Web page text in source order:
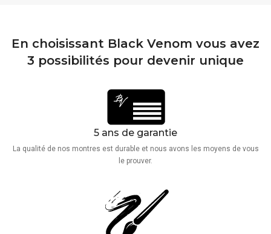
En choisissant Black Venom vous avez
3 possibilités pour devenir unique
5 ans de garantie
La qualité de nos montres est durable et nous avons les moyens de vous
le prouver.